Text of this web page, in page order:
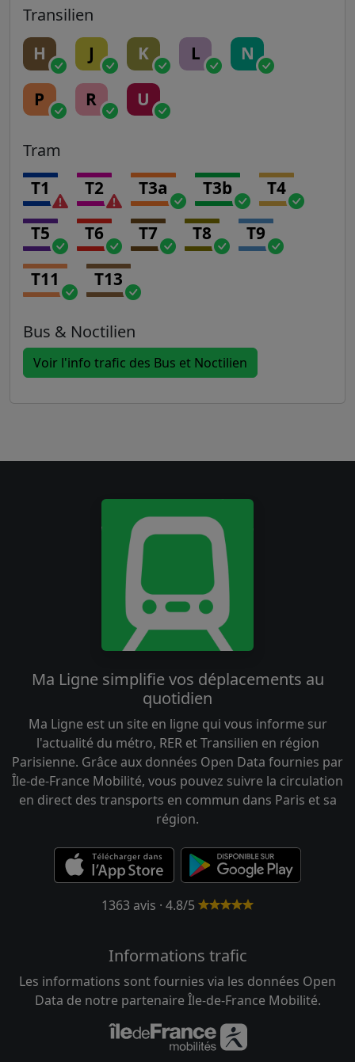
Transilien
H J K L N
P R U
Tram
T1 T2 T3a T3b T4
T5 T6 T7 T8 T9
T11 T13
Bus & Noctilien
Voir l'info trafic des Bus et Noctilien
Ma Ligne simplifie vos déplacements au
quotidien
Ma Ligne est un site en ligne qui vous informe sur
l'actualité du métro, RER et Transilien en région
Parisienne. Grâce aux données Open Data fournies par
Île-de-France Mobilité, vous pouvez suivre la circulation
en direct des transports en commun dans Paris et sa
région.
1363 avis · 4.8/5
Informations trafic
Les informations sont fournies via les données Open
Data de notre partenaire Île-de-France Mobilité.